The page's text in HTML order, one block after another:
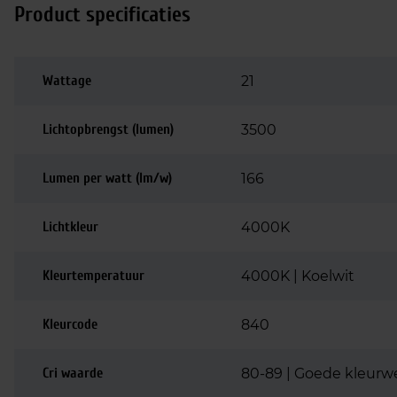
Product specificaties
Wattage 21
Lichtopbrengst (lumen) 3500
Lumen per watt (lm/w) 166
Lichtkleur 4000K
Kleurtemperatuur 4000K | Koelwit
Kleurcode 840
Cri waarde 80-89 | Goede